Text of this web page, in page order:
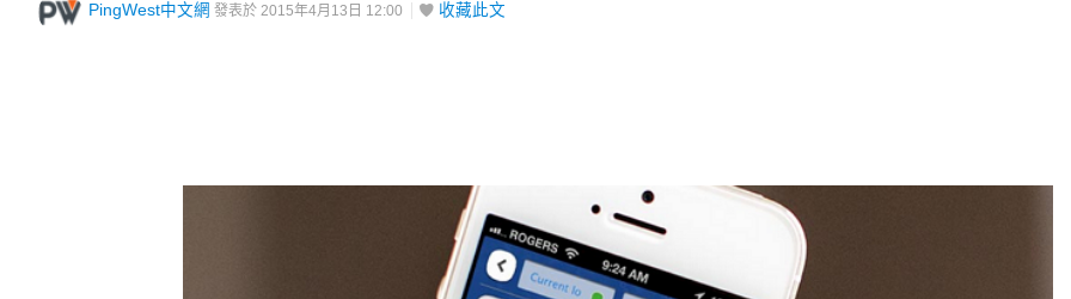
PingWest中文網 發表於 2015年4月13日 12:00 收藏此文